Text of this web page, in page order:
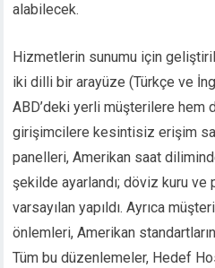
alabilecek.
Hizmetlerin sunumu için
iki dilli bir arayüze (Türkçe ve
ABD’deki yerli müşterilere hem
girişimcilere kesintisiz erişim
panelleri, Amerikan saat
şekilde ayarlandı; döviz kuru ve
varsayılan yapıldı. Ayrıca
önlemleri, Amerikan
Tüm bu düzenlemeler, Hedef